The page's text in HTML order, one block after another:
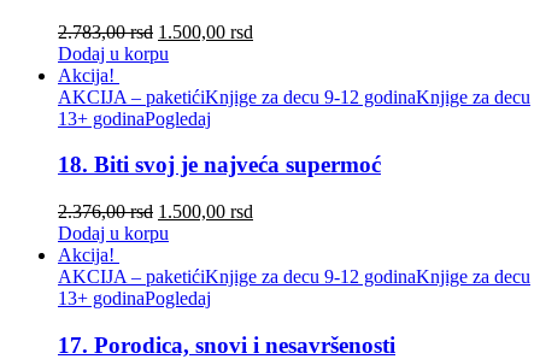
2.783,00rsd 1.500,00 rsd
Dodaj u korpu
Akcija!
AKCIJA – paketićiKnjige za decu 9-12 godinaKnjige za decu
13+ godinaPogledaj
18. Biti svoj je najveća supermoć
2.376,00rsd 1.500,00 rsd
Dodaj u korpu
Akcija!
AKCIJA – paketićiKnjige za decu 9-12 godinaKnjige za decu
13+ godinaPogledaj
17. Porodica, snovi i nesavršenosti